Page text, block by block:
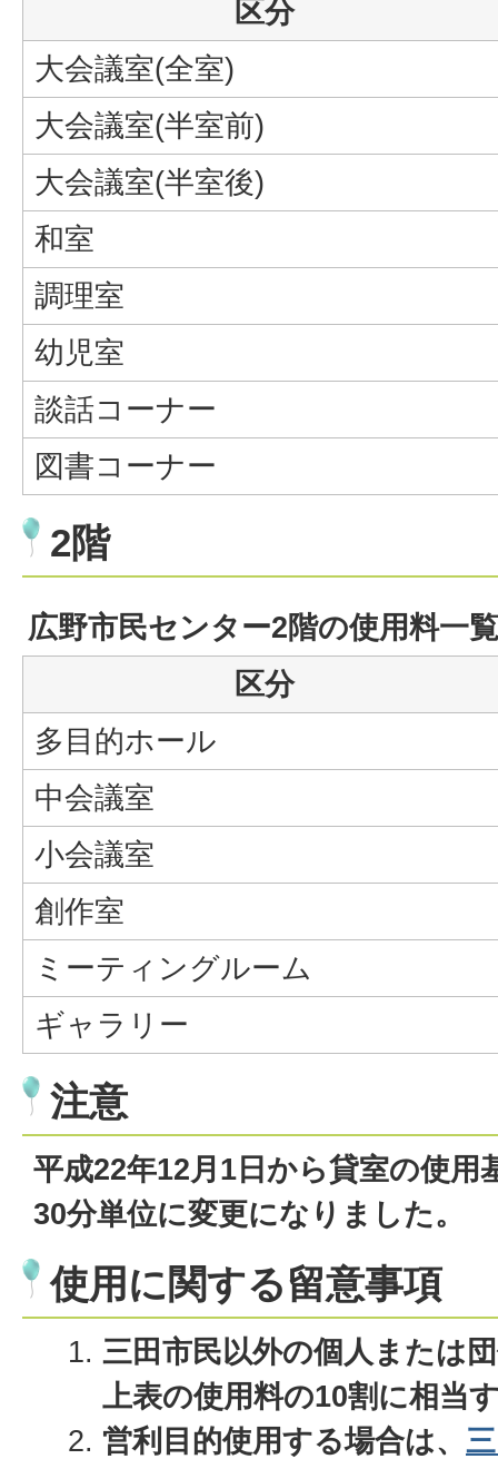
区分
大会議室(全室)
大会議室(半室前)
大会議室(半室後)
和室
調理室
幼児室
談話コーナー
図書コーナー
2階
広野市民センター2階の使用料一覧
区分
多目的ホール
中会議室
小会議室
創作室
ミーティングルーム
ギャラリー
注意
平成22年12月1日から貸室の使用
30分単位に変更になりました。
使用に関する留意事項
三田市民以外の個人または
上表の使用料の10割に相当
営利目的使用する場合は、